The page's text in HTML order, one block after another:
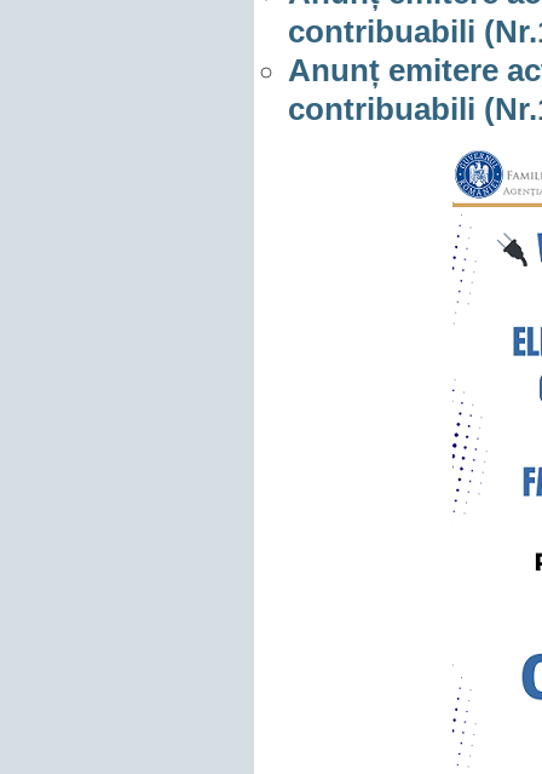
contribuabili
Anunț emitere
contribuabili